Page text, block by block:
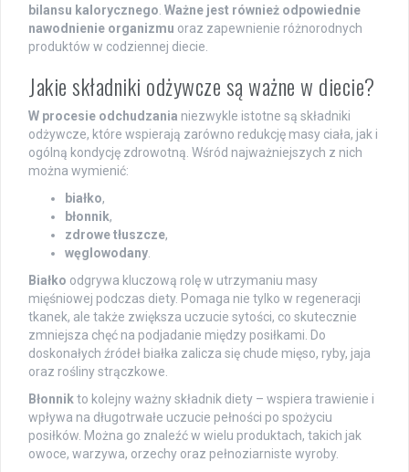
bilansu kalorycznego Ważne jest również odpowiednie
nawodnienie organizmu oraz zapewnienie różnorodnych
produktów w codziennej diecie.
Jakie składniki odżywcze są ważne w diecie?
W procesie odchudzania niezwykle istotne są składniki
odżywcze, które wspierają zarówno redukcję masy ciała, jak i
ogólną kondycję zdrowotną. Wśród najważniejszych z nich
można wymienić:
białko,
błonnik,
zdrowe tłuszcze,
węglowodany
Białko odgrywa kluczową rolę w utrzymaniu masy
mięśniowej podczas diety. Pomaga nie tylko w regeneracji
tkanek, ale także zwiększa uczucie sytości, co skutecznie
zmniejsza chęć na podjadanie między posiłkami. Do
doskonałych źródeł białka zalicza się chude mięso, ryby, jaja
oraz rośliny strączkowe.
Błonnikto kolejny ważny składnik diety – wspiera trawienie i
wpływa na długotrwałe uczucie pełności po spożyciu
posiłków. Można go znaleźć w wielu produktach, takich jak
owoce, warzywa, orzechy oraz pełnoziarniste wyroby.